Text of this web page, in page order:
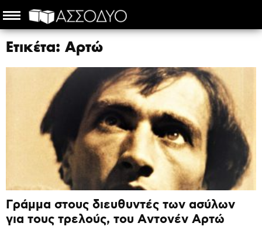
Ετικέτα: Αρτώ
Γράμμα στους διευθυντές των ασύλων
για τους τρελούς, του Αντονέν Αρτώ